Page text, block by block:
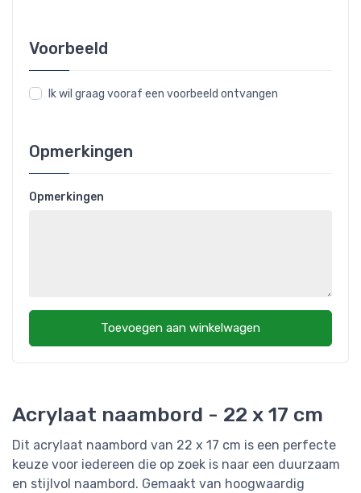
Acrylaat naambord - 22 x 17 cm
Dit acrylaat naambord van 22 x 17 cm is een perfecte
keuze voor iedereen die op zoek is naar een duurzaam
en stijlvol naambord. Gemaakt van hoogwaardig
Voorbeeld
Ik wil graag vooraf een voorbeeld ontvangen
Opmerkingen
Opmerkingen
Toevoegen aan winkelwagen